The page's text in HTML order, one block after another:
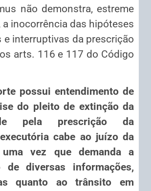
não demonstra, estreme
a inocorrência das hipóteses
e interruptivas da prescrição
arts. 116 e 117 do Código
possui entendimento de
do pleito de extinção da
pela prescrição da
cabe ao juízo da
uma vez que demanda a
de diversas informações,
quanto ao trânsito em